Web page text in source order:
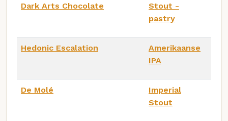
Dark Arts Chocolate
Stout -
pastry
Hedonic Escalation
Amerikaanse
IPA
De Molé
Imperial
Stout